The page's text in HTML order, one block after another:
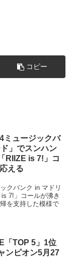
コピー
ミュージックバ
」でスンハン
RIIZE is 7!」コ
える
クバンク in マドリ
7!」コールが沸き
を支持した模様で
「TOP 5」1位
ンピオン5月27